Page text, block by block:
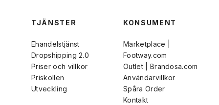
TJÄNSTER
Ehandelstjänst
Dropshipping 2.0
Priser och villkor
Priskollen
Utveckling
KONSUMENT
Marketplace |
Footway.com
Outlet | Brandosa.com
Användarvillkor
Spåra Order
Kontakt